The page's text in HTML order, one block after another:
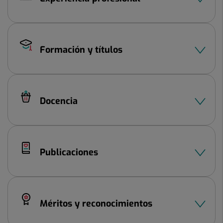
Formación y títulos
Docencia
Publicaciones
Méritos y reconocimientos